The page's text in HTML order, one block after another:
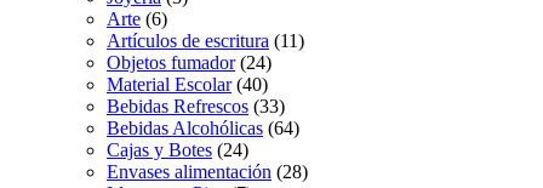
Arte (6)
Artículos de escritura (11)
Objetos fumador(24)
Material Escolar(40)
Bebidas Refrescos (33)
Bebidas Alcohólicas (64)
Cajas y Botes (24)
Envases alimentación (28)